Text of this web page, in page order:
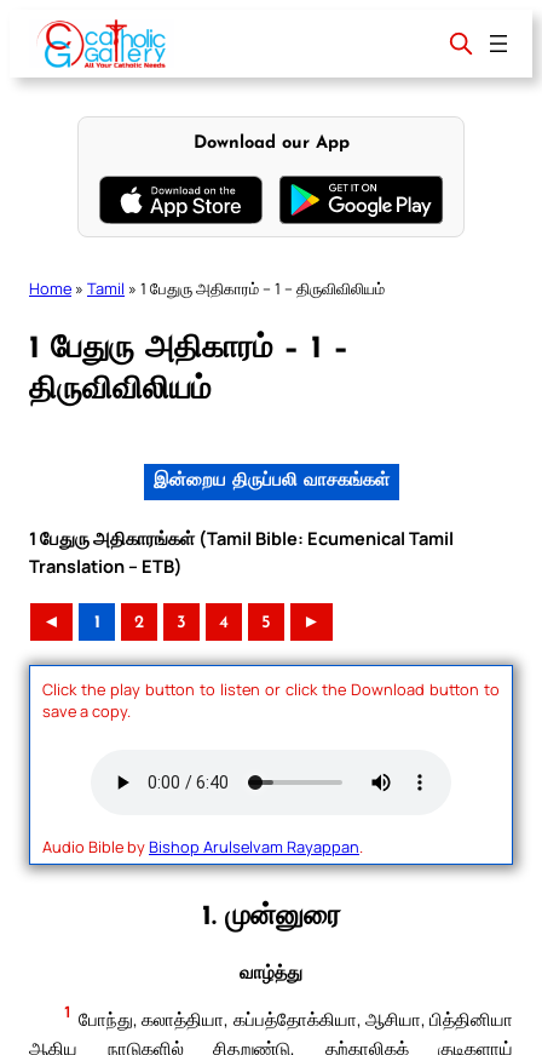
content
Download our App
Home » Tamil » 1 பேதுரு அதிகாரம் – 1 – திருவிவிலியம்
1 பேதுரு அதிகாரம் – 1 –
திருவிவிலியம்
இன்றைய திருப்பலி வாசகங்கள்
1 பேதுரு அதிகாரங்கள் (Tamil Bible: Ecumenical Tamil
Translation – ETB)
◄ 1 2 3 4 5 ►
Click the play button to listen or click the Download button to
save a copy.
Audio Bible byBishop Arulselvam Rayappan.
1. முன்னுரை
வாழ்த்து
1 போந்து, கலாத்தியா, கப்பத்தோக்கியா, ஆசியா, பித்தினியா
ஆகிய நாடுகளில் சிதறுண்டு, தற்காலிகக் குடிகளாய்